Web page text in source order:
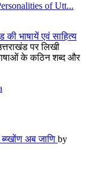
of Utt...
भाषायें एवं साहित्य
पर लिखी
के कठिन शब्द और
ब्य्खोंण अब जाणि by